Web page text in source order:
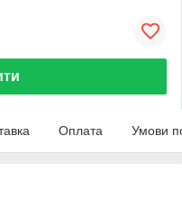
Оплата Умови